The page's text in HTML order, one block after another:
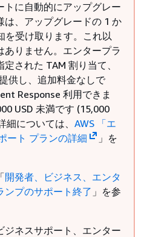
トに自動的にアップグレー
は、アップグレードの 1 か
を受け取ります。これ以
ありません。エンタープラ
された TAM 割り当て、
供し、追加料金なしで
Response 利用できま
USD 未満です (15,000
細については、 AWS 「エ
ート プランの詳細
」を
開発者、ビジネス、エンタ
ンプのサポート終了 」を参
ジネスサポート、エンター